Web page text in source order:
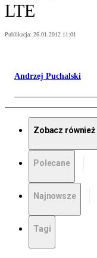
LTE
Publikacja: 26.01.2012 11:01
Andrzej Puchalski
Zobacz również
Polecane
Najnowsze
Tagi